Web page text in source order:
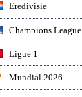
Eredivisie
Champions League
Ligue 1
Mundial 2026